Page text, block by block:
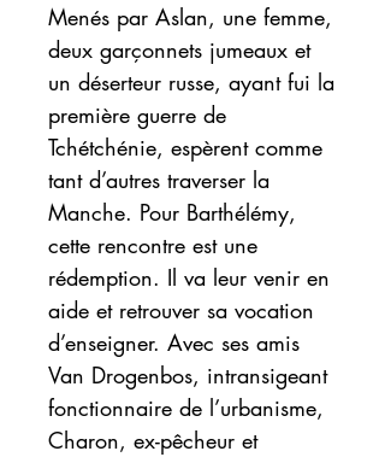
Menés par Aslan, une femme,
deux garçonnets jumeaux et
un déserteur russe, ayant fui la
première guerre de
Tchétchénie, espèrent comme
tant d’autres traverser la
Manche. Pour Barthélémy,
cette rencontre est une
rédemption. Il va leur venir en
aide et retrouver sa vocation
d’enseigner. Avec ses amis
Van Drogenbos, intransigeant
fonctionnaire de l’urbanisme,
Charon, ex-pêcheur et